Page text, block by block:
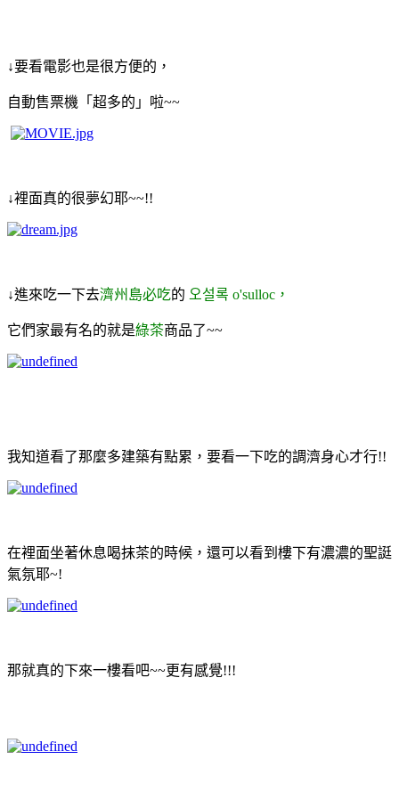
↓要看電影也是很方便的，
自動售票機「超多的」啦~~
↓裡面真的很夢幻耶~~!!
↓進來吃一下去濟州島必吃的 오설록 o'sulloc，
它們家最有名的就是綠茶商品了~~
我知道看了那麼多建築有點累， 要看一下吃的調濟身心才行!!
在裡面坐著休息喝抹茶的時候， 還可以看到樓下有濃濃的聖誔
氣氛耶~!
那就真的下來一樓看吧~~更有感覺!!!